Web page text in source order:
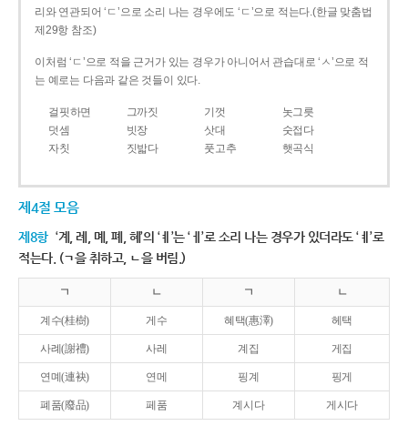
리와 연관되어 ‘ㄷ’으로 소리 나는 경우에도 ‘ㄷ’으로 적는다.(한글 맞춤법
제29항 참조)
이처럼 ‘ㄷ’으로 적을 근거가 있는 경우가 아니어서 관습대로 ‘ㅅ’으로 적
는 예로는 다음과 같은 것들이 있다.
걸핏하면 그까짓 기껏
놋그릇
덧셈
빗장 삿대
숫접다
자칫
짓밟다 풋고추 햇곡식
제4절 모음
제8항 ‘계, 례, 몌, 폐, 혜’의 ‘ㅖ’는 ‘ㅔ’로 소리 나는 경우가 있더라도 ‘ㅖ’로
적는다. (ㄱ을 취하고, ㄴ을 버림.)
ㄱ ㄴ ㄱ ㄴ
계수(桂樹) 게수 혜택(惠澤) 헤택
사례(謝禮) 사레 계집 게집
연몌(連袂) 연메 핑계 핑게
폐품(廢品) 페품 계시다 게시다